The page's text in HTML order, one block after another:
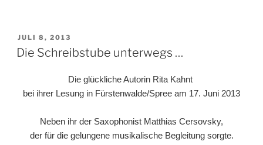
VERÖFFENTLICHT
AM
JULI 8, 2013
Die Schreibstube unterwegs …
Die glückliche Autorin Rita Kahnt
bei ihrer Lesung in Fürstenwalde/Spree am 17. Juni 2013
Neben ihr der Saxophonist Matthias Cersovsky,
der für die gelungene musikalische Begleitung sorgte.